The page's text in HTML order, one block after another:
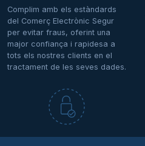
Complim amb els estàndards
del Comerç Electrònic Segur
per evitar fraus, oferint una
major confiança i rapidesa a
tots els nostres clients en el
tractament de les seves dades.